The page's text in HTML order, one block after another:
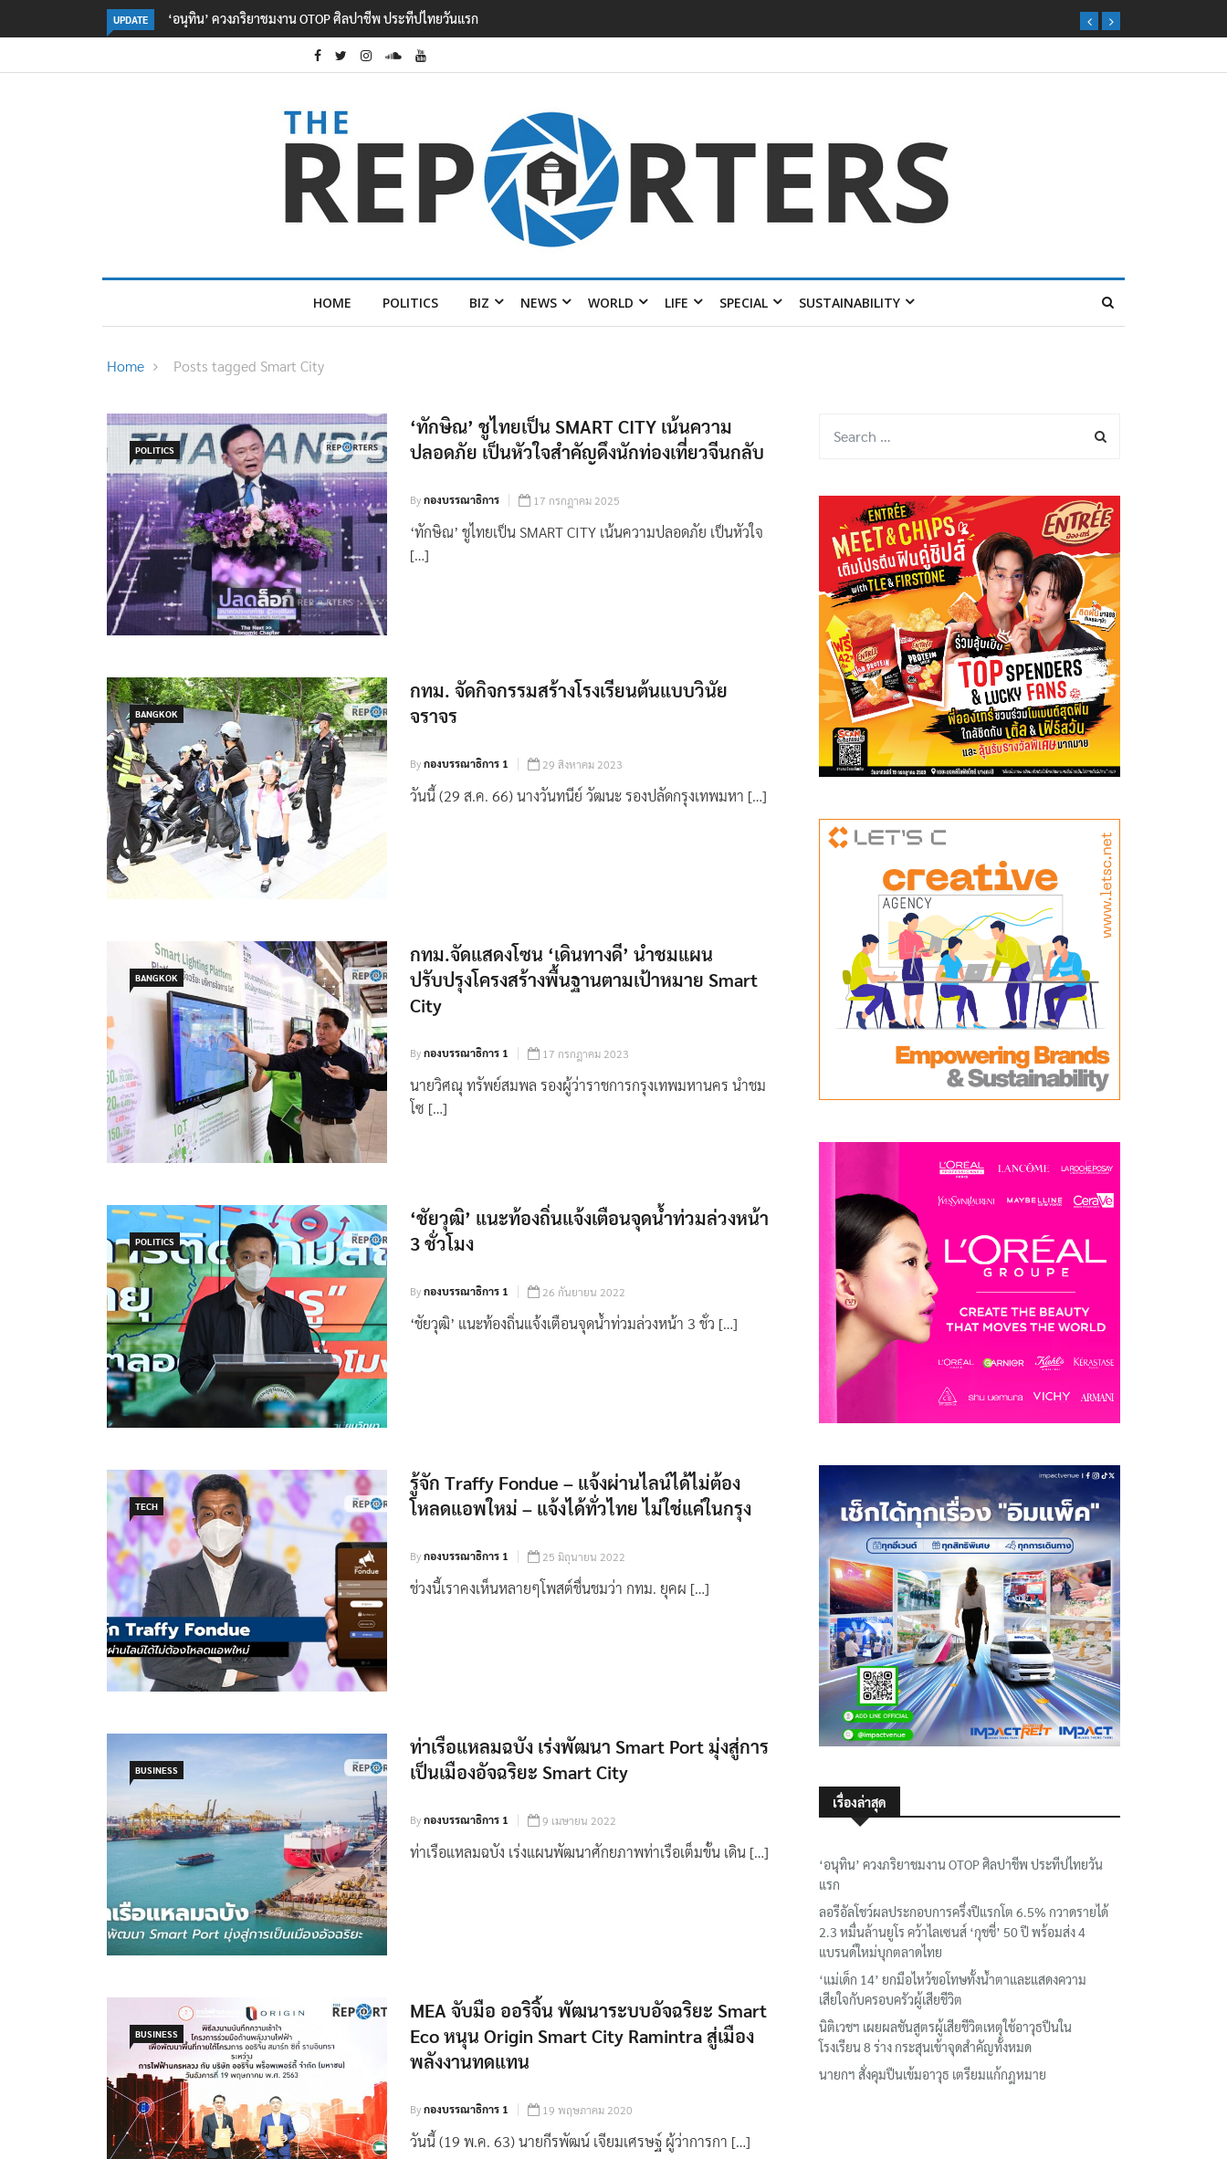
UPDATE
ศิลปาชีพ ประทีปไทยวันแรก ลอรีอัลโชว์ผลประกอบการครึ่งปีแรกโต 6.5% กวาดรายได้
2.3 หมื่นล้านยูโร คว้าไลเซนส์ ‘กุชชี่’ 50 ปี พร้อมส่ง 4 แบรนด์
HOME POLITICS BIZ NEWS WORLD LIFE SPECIAL SUSTAINABILITY
Home Posts tagged Smart City
POLITICS
‘ทักษิณ’ ชูไทยเป็น SMART CITY เน้นความ
ปลอดภัย เป็นหัวใจสำคัญดึงนักท่องเที่ยวจีนกลับ
Byกองบรรณาธิการ 17 กรกฎาคม 2025
‘ทักษิณ’ ชูไทยเป็น SMART CITY เน้นความปลอดภัย เป็นหัวใจ
[…]
BANGKOK
กทม. จัดกิจกรรมสร้างโรงเรียนต้นแบบวินัย
จราจร
Byกองบรรณาธิการ 1 29 สิงหาคม 2023
วันนี้ (29 ส.ค. 66) นางวันทนีย์ วัฒนะ รองปลัดกรุงเทพมหา […]
BANGKOK
กทม.จัดแสดงโซน ‘เดินทางดี’ นำชมแผน
ปรับปรุงโครงสร้างพื้นฐานตามเป้าหมาย Smart
City
Byกองบรรณาธิการ 1 17 กรกฎาคม 2023
นายวิศณุ ทรัพย์สมพล รองผู้ว่าราชการกรุงเทพมหานคร นำชม
โซ […]
POLITICS
‘ชัยวุฒิ’ แนะท้องถิ่นแจ้งเตือนจุดน้ำท่วมล่วงหน้า
3 ชั่วโมง
Byกองบรรณาธิการ 1 26 กันยายน 2022
‘ชัยวุฒิ’ แนะท้องถิ่นแจ้งเตือนจุดน้ำท่วมล่วงหน้า 3 ชั่ว […]
TECH
รู้จัก Traffy Fondue – แจ้งผ่านไลน์ได้ไม่ต้อง
โหลดแอพใหม่ – แจ้งได้ทั่วไทย ไม่ใช่แค่ในกรุง
Byกองบรรณาธิการ 1 25 มิถุนายน 2022
ช่วงนี้เราคงเห็นหลายๆโพสต์ชื่นชมว่า กทม. ยุคผ […]
BUSINESS
ท่าเรือแหลมฉบัง เร่งพัฒนา Smart Port มุ่งสู่การ
เป็นเมืองอัจฉริยะ Smart City
Byกองบรรณาธิการ 1 9 เมษายน 2022
ท่าเรือแหลมฉบัง เร่งแผนพัฒนาศักยภาพท่าเรือเต็มขั้น เดิน […]
BUSINESS
MEA จับมือ ออริจิ้น พัฒนาระบบอัจฉริยะ Smart
Eco หนุน Origin Smart City Ramintra สู่เมือง
พลังงานทดแทน
Byกองบรรณาธิการ 1 19 พฤษภาคม 2020
วันนี้ (19 พ.ค. 63) นายกีรพัฒน์ เจียมเศรษฐ์ ผู้ว่าการกา […]
เรื่องล่าสุด
‘อนุทิน’ ควงภริยาชมงาน OTOP ศิลปาชีพ ประทีปไทยวัน
แรก
ลอรีอัลโชว์ผลประกอบการครึ่งปีแรกโต 6.5% กวาดรายได้
2.3 หมื่นล้านยูโร คว้าไลเซนส์ ‘กุชชี่’ 50 ปี พร้อมส่ง 4
แบรนด์ใหม่บุกตลาดไทย
‘แม่เด็ก 14’ ยกมือไหว้ขอโทษทั้งน้ำตาและแสดงความ
เสียใจกับครอบครัวผู้เสียชีวิต
นิติเวชฯ เผยผลชันสูตรผู้เสียชีวิตเหตุใช้อาวุธปืนใน
โรงเรียน 8 ร่าง กระสุนเข้าจุดสำคัญทั้งหมด
นายกฯ สั่งคุมปืนเข้มอาวุธ เตรียมแก้กฎหมาย